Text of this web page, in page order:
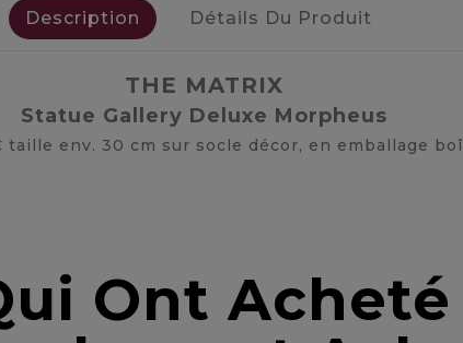
Description Détails Du Produit
THE MATRIX
Statue Gallery Deluxe Morpheus
taille env. 30 cm sur socle décor, en emballage
Ont